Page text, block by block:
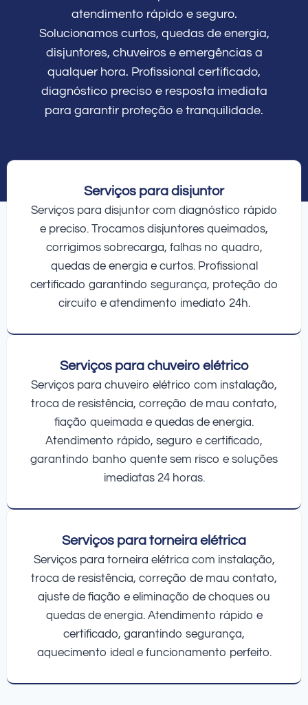
atendimento rápido e seguro.
Solucionamos curtos, quedas de energia,
disjuntores, chuveiros e emergências a
qualquer hora. Profissional certificado,
diagnóstico preciso e resposta imediata
para garantir proteção e tranquilidade.
Serviços para disjuntor
Serviços para disjuntor com diagnóstico rápido
e preciso. Trocamos disjuntores queimados,
corrigimos sobrecarga, falhas no quadro,
quedas de energia e curtos. Profissional
certificado garantindo segurança, proteção do
circuito e atendimento imediato 24h.
Serviços para chuveiro elétrico
Serviços para chuveiro elétrico com instalação,
troca de resistência, correção de mau contato,
fiação queimada e quedas de energia.
Atendimento rápido, seguro e certificado,
garantindo banho quente sem risco e soluções
imediatas 24 horas.
Serviços para torneira elétrica
Serviços para torneira elétrica com instalação,
troca de resistência, correção de mau contato,
ajuste de fiação e eliminação de choques ou
quedas de energia. Atendimento rápido e
certificado, garantindo segurança,
aquecimento ideal e funcionamento perfeito.